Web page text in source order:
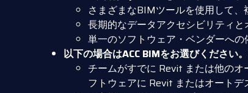
さまざまなBIMツールを使用して、
長期的なデータアクセシビリティと
単一のソフトウェア・ベンダーへの
以下の場合はACC BIMをお選びください。
チームがすでに Revit または他の
フトウェアに Revit またはオートデ